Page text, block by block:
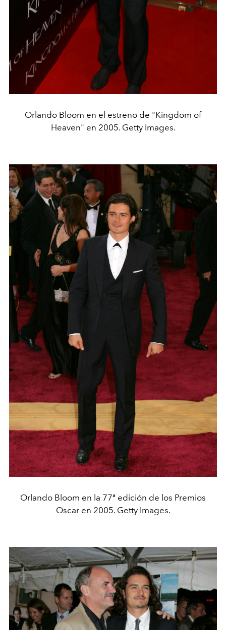
Orlando Bloom en el estreno de "Kingdom of
Heaven" en 2005. Getty Images.
Orlando Bloom en la 77ª edición de los Premios
Oscar en 2005. Getty Images.